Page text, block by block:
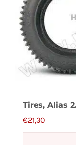
Tires, Alias
€21,30